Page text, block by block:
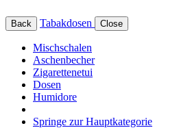
Back Tabakdosen Close
Mischschalen
Aschenbecher
Zigarettenetui
Dosen
Humidore
Springe zur Hauptkategorie